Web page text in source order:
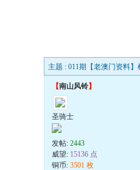
主题 : 011期【老澳门资料
【南山风铃】
圣骑士
发帖: 2443
威望: 15136 点
铜币: 3501 枚